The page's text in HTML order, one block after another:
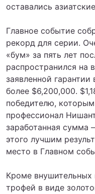
оставались
Главное событие
рекорд для серии.
«бум» за пять лет
распространился на
заявленной
более $6,200,000.
победителю,
профессионал
заработанная
этого лучшим
место в Главном
Кроме внушительных
трофей в виде